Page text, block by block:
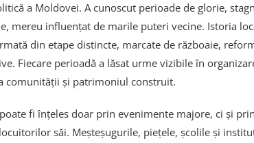
a Moldovei. A cunoscut perioade de glorie,
mereu influențat de marile puteri vecine. Istoria
din etape distincte, marcate de războaie,
Fiecare perioadă a lăsat urme vizibile în
comunității și patrimoniul construit.
fi înțeles doar prin evenimente majore, ci și
săi. Meșteșugurile, piețele, școlile și